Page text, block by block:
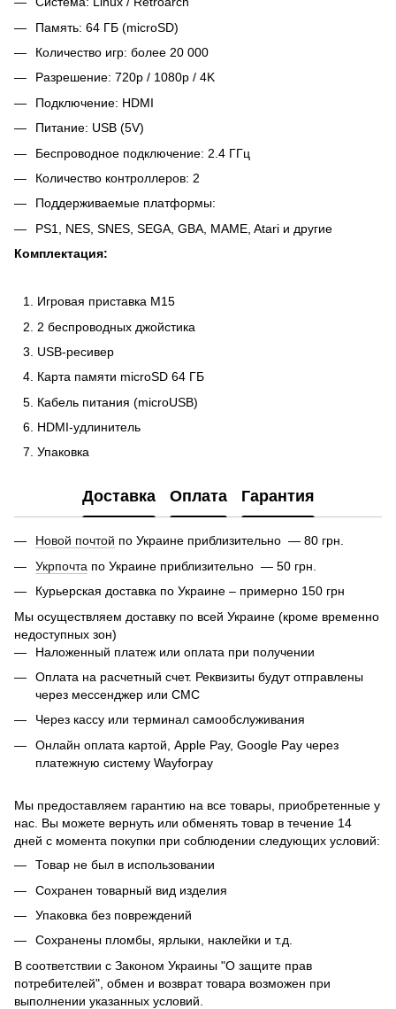
Память: 64 ГБ (microSD)
Количество игр: более 20 000
Разрешение: 720p / 1080p / 4K
Подключение: HDMI
Питание: USB (5V)
Беспроводное подключение: 2.4 ГГц
Количество контроллеров: 2
Поддерживаемые платформы:
PS1, NES, SNES, SEGA, GBA, MAME, Atari и другие
Комплектация:
Игровая приставка M15
2 беспроводных джойстика
USB-ресивер
Карта памяти microSD 64 ГБ
Кабель питания (microUSB)
HDMI-удлинитель
Упаковка
Доставка Оплата Гарантия
Новой почтой по Украине приблизительно — 80 грн.
Укрпочта по Украине приблизительно — 50 грн.
Курьерская доставка по Украине – примерно 150 грн
Мы осуществляем доставку по всей Украине (кроме временно
недоступных зон)
Наложенный платеж или оплата при получении
Оплата на расчетный счет. Реквизиты будут отправлены
через мессенджер или СМС
Через кассу или терминал самообслуживания
Онлайн оплата картой, Apple Pay, Google Pay через
платежную систему Wayforpay
Мы предоставляем гарантию на все товары, приобретенные у
нас. Вы можете вернуть или обменять товар в течение 14
дней с момента покупки при соблюдении следующих условий:
Товар не был в использовании
Сохранен товарный вид изделия
Упаковка без повреждений
Сохранены пломбы, ярлыки, наклейки и т.д.
В соответствии с Законом Украины "О защите прав
потребителей", обмен и возврат товара возможен при
выполнении указанных условий.